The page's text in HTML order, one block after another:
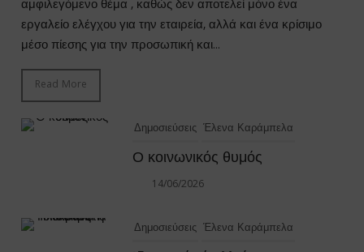
αμφιλεγόμενο θέμα , καθώς δεν αποτελεί μόνο ένα
εργαλείο ελέγχου για την εταιρεία, αλλά και ένα κρίσιμο
μέσο πίεσης για την προσωπική και...
Read More
Δημοσιεύσεις Έλενα Καράμπελα
Ο κοινωνικός θυμός
14/06/2026
Δημοσιεύσεις Έλενα Καράμπελα